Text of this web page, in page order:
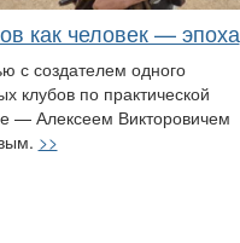
как человек — эпоха
с создателем одного
клубов по практической
— Алексеем Викторовичем
>>